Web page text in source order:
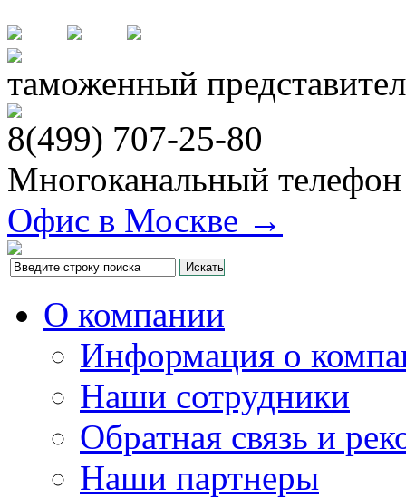
таможенный
8(499) 707-25-80
Многоканальный
Офис в Москве →
О компании
Информация о
Наши сотрудники
Обратная связь и
Наши партнеры